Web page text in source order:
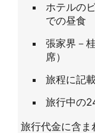
ホテルの
での昼食
張家界－
席）
旅程に記
旅行中の
旅行代金に含ま